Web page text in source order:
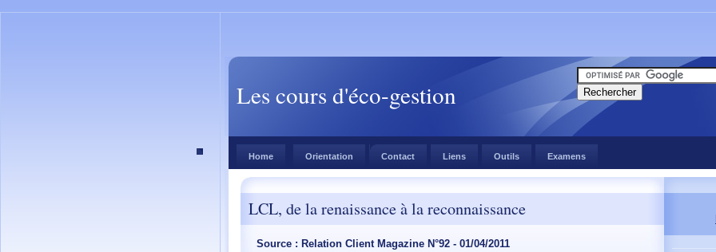
Les cours d'éco-gestion
Home Orientation Contact Liens Outils Examens
LCL, de la renaissance à la reconnaissance
Source : Relation Client Magazine N°92 - 01/04/2011